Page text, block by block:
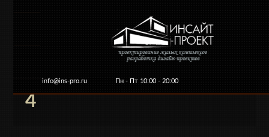
info@ins-pro.ru Пн - Пт 10:00 - 20:00
4